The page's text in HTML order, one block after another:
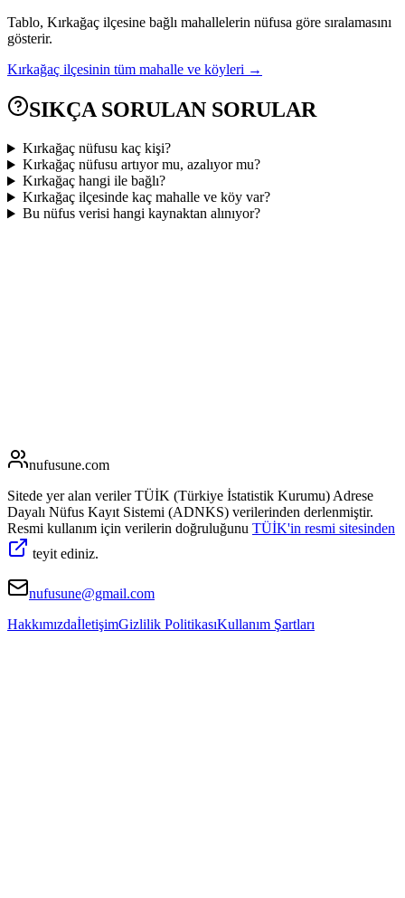
Tablo, Kırkağaç ilçesine bağlı mahallelerin nüfusa göre sıralamasını
gösterir.
Kırkağaç ilçesinin tüm mahalle ve köyleri →
SIKÇA SORULAN SORULAR
Kırkağaç nüfusu kaç kişi?
Kırkağaç nüfusu artıyor mu, azalıyor mu?
Kırkağaç hangi ile bağlı?
Kırkağaç ilçesinde kaç mahalle ve köy var?
Bu nüfus verisi hangi kaynaktan alınıyor?
nufusune.com
Sitede yer alan veriler TÜİK (Türkiye İstatistik Kurumu) Adrese
Dayalı Nüfus Kayıt Sistemi (ADNKS) verilerinden derlenmiştir.
Resmi kullanım için verilerin doğruluğunu TÜİK'in resmi sitesinden
teyit ediniz.
nufusune@gmail.com
HakkımızdaİletişimGizlilik PolitikasıKullanım Şartları